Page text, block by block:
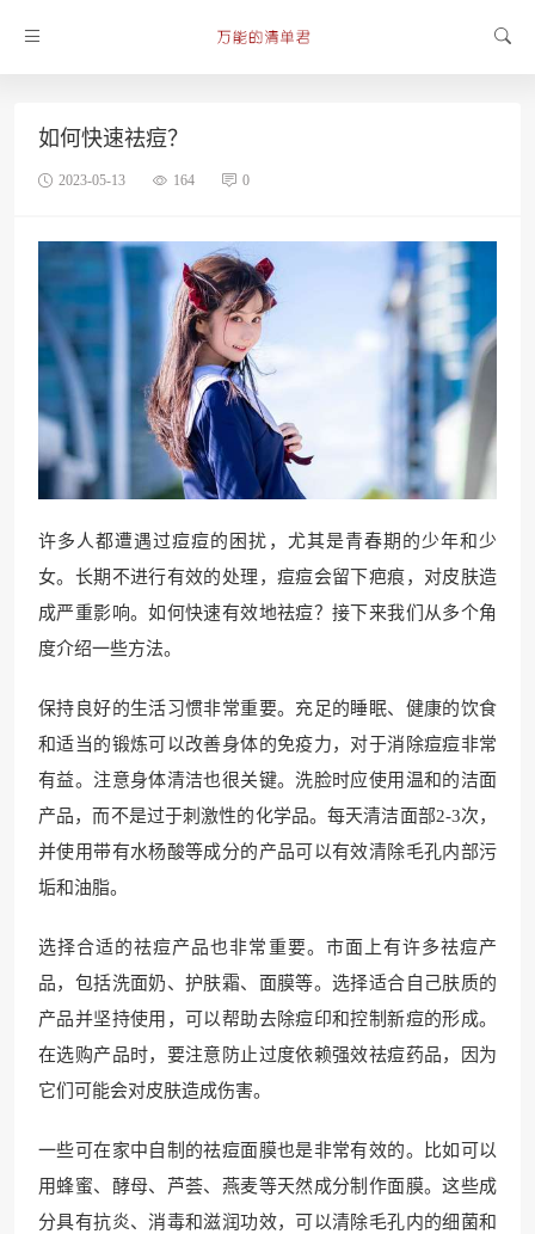
如何快速祛痘？
2023-05-13 164 0
许多人都遭遇过痘痘的困扰，尤其是青春期的少年和少
女。长期不进行有效的处理，痘痘会留下疤痕，对皮肤造
成严重影响。如何快速有效地祛痘？接下来我们从多个角
度介绍一些方法。
保持良好的生活习惯非常重要。充足的睡眠、健康的饮食
和适当的锻炼可以改善身体的免疫力，对于消除痘痘非常
有益。注意身体清洁也很关键。洗脸时应使用温和的洁面
产品，而不是过于刺激性的化学品。每天清洁面部2-3次，
并使用带有水杨酸等成分的产品可以有效清除毛孔内部污
垢和油脂。
选择合适的祛痘产品也非常重要。市面上有许多祛痘产
品，包括洗面奶、护肤霜、面膜等。选择适合自己肤质的
产品并坚持使用，可以帮助去除痘印和控制新痘的形成。
在选购产品时，要注意防止过度依赖强效祛痘药品，因为
它们可能会对皮肤造成伤害。
一些可在家中自制的祛痘面膜也是非常有效的。比如可以
用蜂蜜、酵母、芦荟、燕麦等天然成分制作面膜。这些成
分具有抗炎、消毒和滋润功效，可以清除毛孔内的细菌和